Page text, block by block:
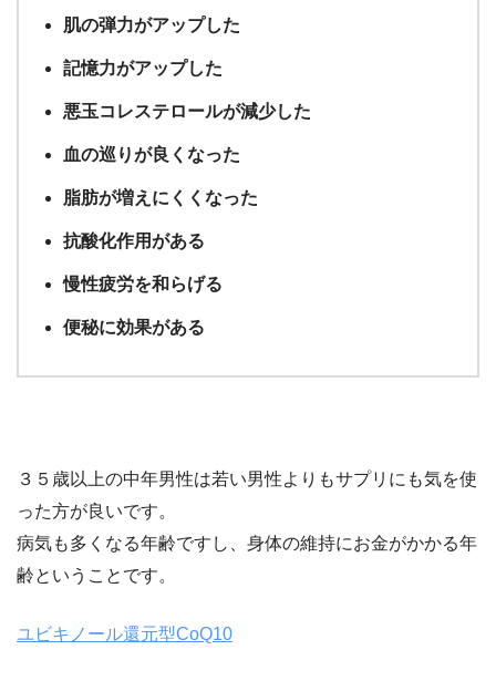
肌の弾力がアップした
記憶力がアップした
悪玉コレステロールが減少した
血の巡りが良くなった
脂肪が増えにくくなった
抗酸化作用がある
慢性疲労を和らげる
便秘に効果がある
３５歳以上の中年男性は若い男性よりもサプリにも気を使
った方が良いです。
病気も多くなる年齢ですし、身体の維持にお金がかかる年
齢ということです。
ユビキノール還元型CoQ10